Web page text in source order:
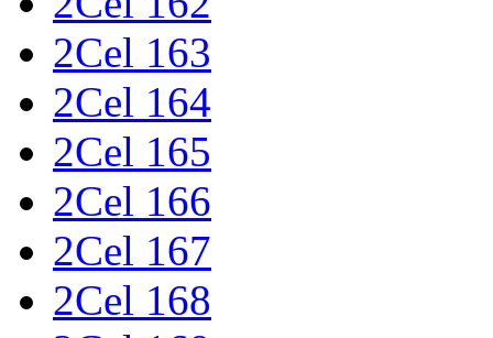
2Cel 163
2Cel 164
2Cel 165
2Cel 166
2Cel 167
2Cel 168